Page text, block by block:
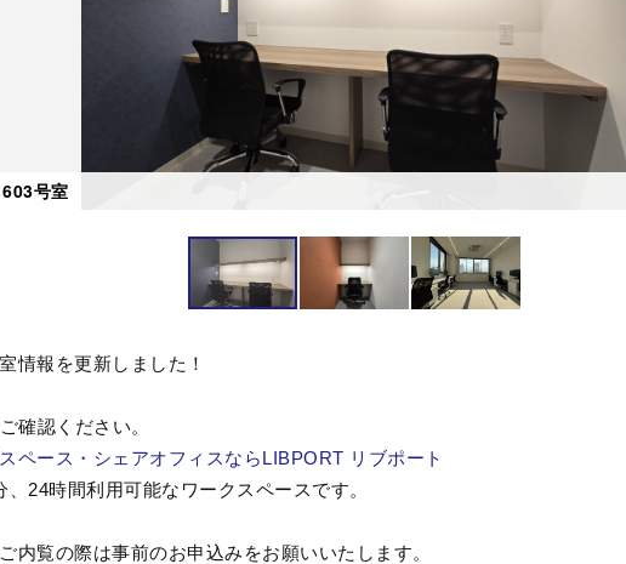
603号室
情報を更新しました！
確認ください。
ペース・シェアオフィスならLIBPORT リブポート
24時間利用可能なワークスペースです。
内覧の際は事前のお申込みをお願いいたします。